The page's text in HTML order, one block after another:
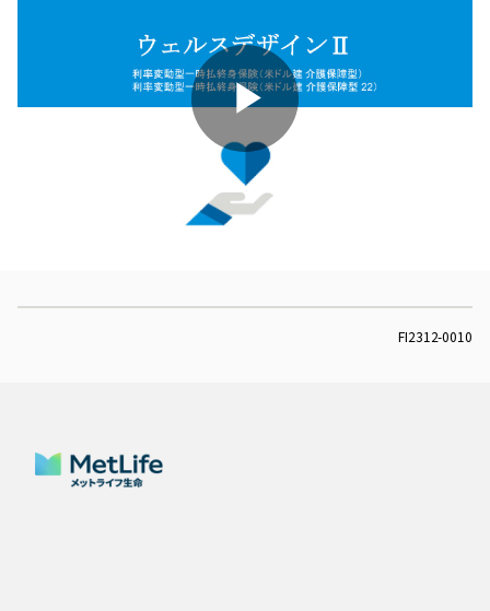
Play
FI2312-0010